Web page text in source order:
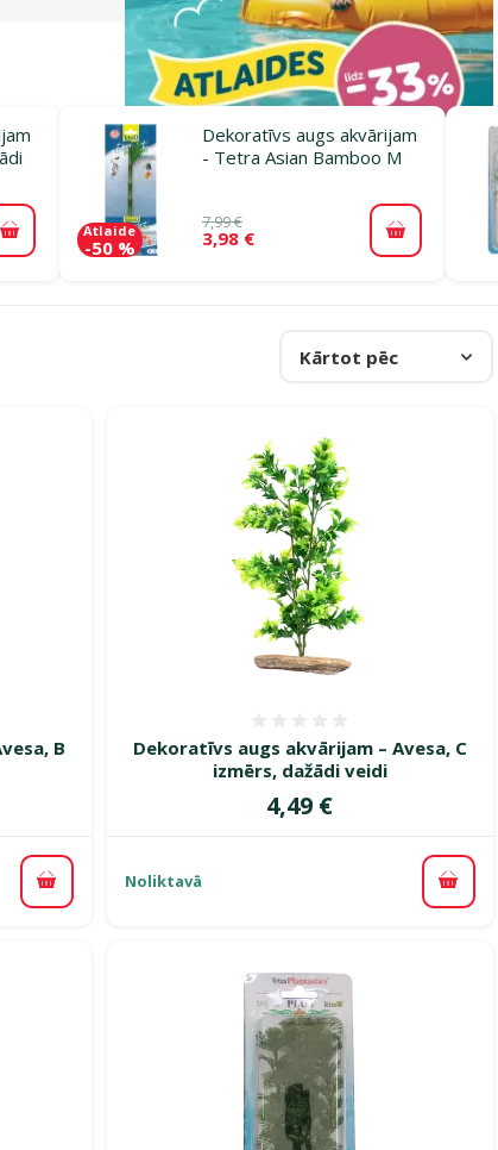
Pievienot grozam
Dekoratīvs augs akvārijam
- Tetra Asian Bamboo M
7,99 €
3,98 €
Atlaide
-50 % Pievienot
Kārtot pēc
B
Pievienot grozam
Dekoratīvs augs akvārijam – Avesa, C
izmērs, dažādi veidi
Cena
4,49 €
Noliktavā